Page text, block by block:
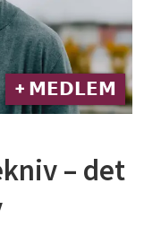
+ 𝗠𝗘𝗗𝗟𝗘𝗠
– det